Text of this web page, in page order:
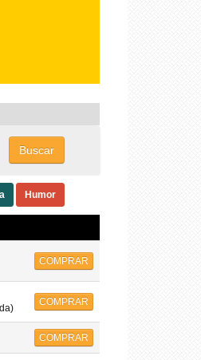
Buscar
Humor
COMPRAR
COMPRAR
COMPRAR